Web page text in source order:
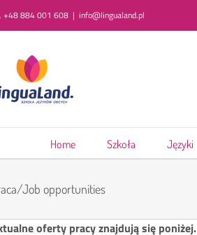
+48 884 001 608 | info@lingualand.pl
Home Szkoła Języki
Job opportunities
oferty pracy znajdują się poniżej.